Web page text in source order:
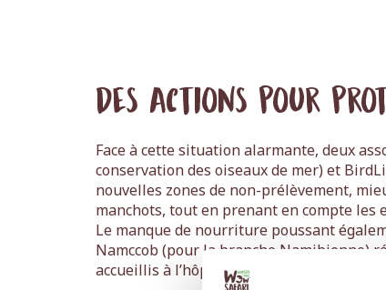
Des Actions pour
Face à cette situation alarmante, deux
conservation des oiseaux de mer) et
nouvelles zones de non-prélèvement,
manchots, tout en prenant en compte les
Le manque de nourriture poussant
Namccob (pour la branche Namibienne)
accueillis à l’hôpital des oiseaux marins,